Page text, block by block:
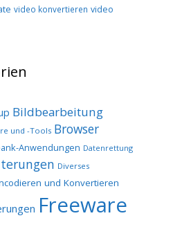
video konvertieren video
Bildbearbeitung
und -Tools Browser
Anwendungen Datenrettung
Diverses
und Konvertieren
Freeware